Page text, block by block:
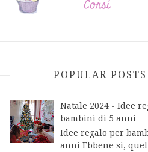
POPULAR POSTS
Natale 2024 - Idee
bambini di 5 anni
Idee regalo per
anni Ebbene sì,